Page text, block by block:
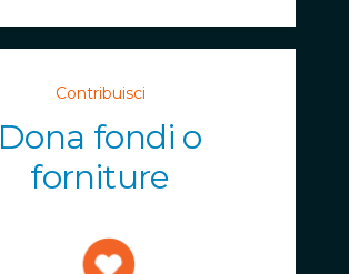
Contribuisci
Dona fondi o
forniture